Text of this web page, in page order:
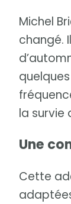
Michel
changé.
la survie
Une
Cette